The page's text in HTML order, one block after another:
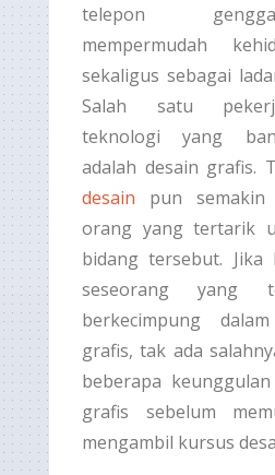
telepon
mempermudah
sekaligus sebagai
Salah satu
teknologi yang
adalah desain grafis.
desain pun semakin
orang yang tertarik
bidang tersebut. Jika
seseorang yang
berkecimpung
grafis, tak ada
beberapa
grafis sebelum
mengambil kursus